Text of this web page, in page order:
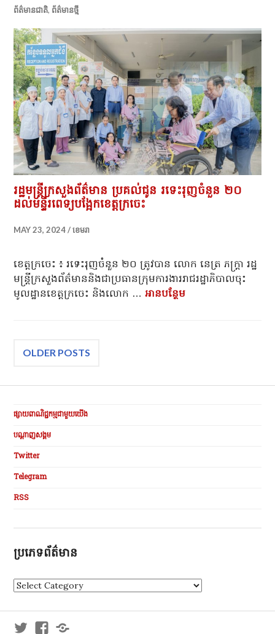
ព័ត៌មានជាតិ, ព័ត៌មានថ្មី
រដ្ឋមន្ត្រីក្រសួងព័ត៌មាន ប្រគល់ជូន រទេះរុញចំនួន ២០
ដល់មន្ទីរពេទ្យបង្អែកខេត្តក្រចេះ
MAY 23, 2024 ខេមរា
ខេត្តក្រចេះ ៖ រទេះរុញចំនួន ២០ ត្រូវបាន លោក នេត្រ ភក្ត្រា រដ្ឋ
មន្ត្រីក្រសួងព័ត៌មាននិងជាប្រធានក្រុមការងាររាជរដ្ឋាភិបាលចុះ
មូលដ្ឋានខេត្តក្រចេះ និងលោក …អាន​បន្ថែម
Posts
navigation
OLDER POSTS
ផ្សាយពាណិជ្ជកម្មជាមួយយើង
បណ្ដាញសង្គម
Twitter
Telegram
RSS
ប្រភេទព័ត៌មាន
ប្
រ
ព័
TwitterFacebook